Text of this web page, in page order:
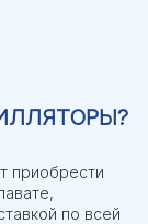
приобрести
по всей